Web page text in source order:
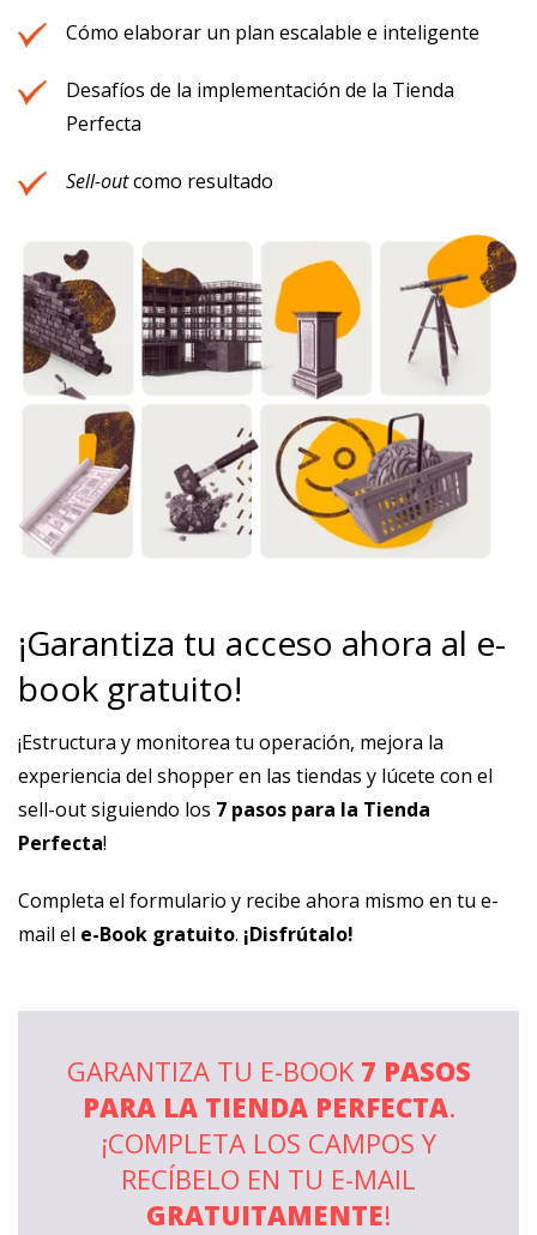
Cómo elaborar un plan escalable e inteligente
Desafíos de la implementación de la Tienda
Perfecta
Sell-outcomo resultado
¡Garantiza tu acceso ahora al e-
book gratuito!
¡Estructura y monitorea tu operación, mejora la
experiencia del shopper en las tiendas y lúcete con el
sell-out siguiendo los 7 pasos para la Tienda
Perfecta!
Completa el formulario y recibe ahora mismo en tu e-
mail el e-Book gratuito. ¡Disfrútalo!
GARANTIZA TU E-BOOK 7 PASOS
PARA LA TIENDA PERFECTA.
¡COMPLETA LOS CAMPOS Y
RECÍBELO EN TU E-MAIL
GRATUITAMENTE!